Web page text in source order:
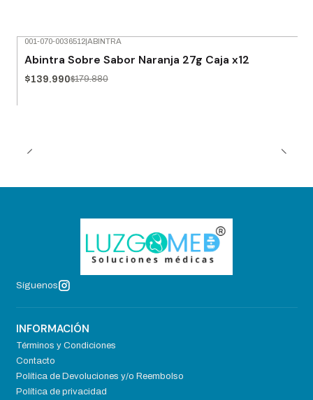
001-070-0036512| ABINTRA
Abintra Sobre Sabor Naranja 27g Caja x12
$139.990$179.880
Síguenos
INFORMACIÓN
Términos y Condiciones
Contacto
Política de Devoluciones y/o Reembolso
Política de privacidad